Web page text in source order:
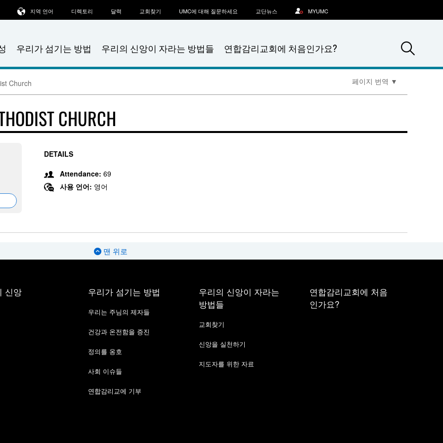
우리가 섬기는 방법 우리의 신앙이 자라는 방법들 연합감리교회에 처음인가요?
지역 언어 디렉토리 달력 교회찾기 UMC에 대해 질문하세요 교단뉴스 MYUMC
Church 페이지 번역 ▼
CHURCH
DETAILS
Attendance: 69
사용 언어: 영어
맨 위로
신앙 우리가 섬기는 방법
우리는 주님의 제자들
건강과 온전함을 증진
정의를 옹호
사회 이슈들
연합감리교에 기부
우리의 신앙이 자라는
방법들
교회찾기
신앙을 실천하기
지도자를 위한 자료
연합감리교회에 처음
인가요?